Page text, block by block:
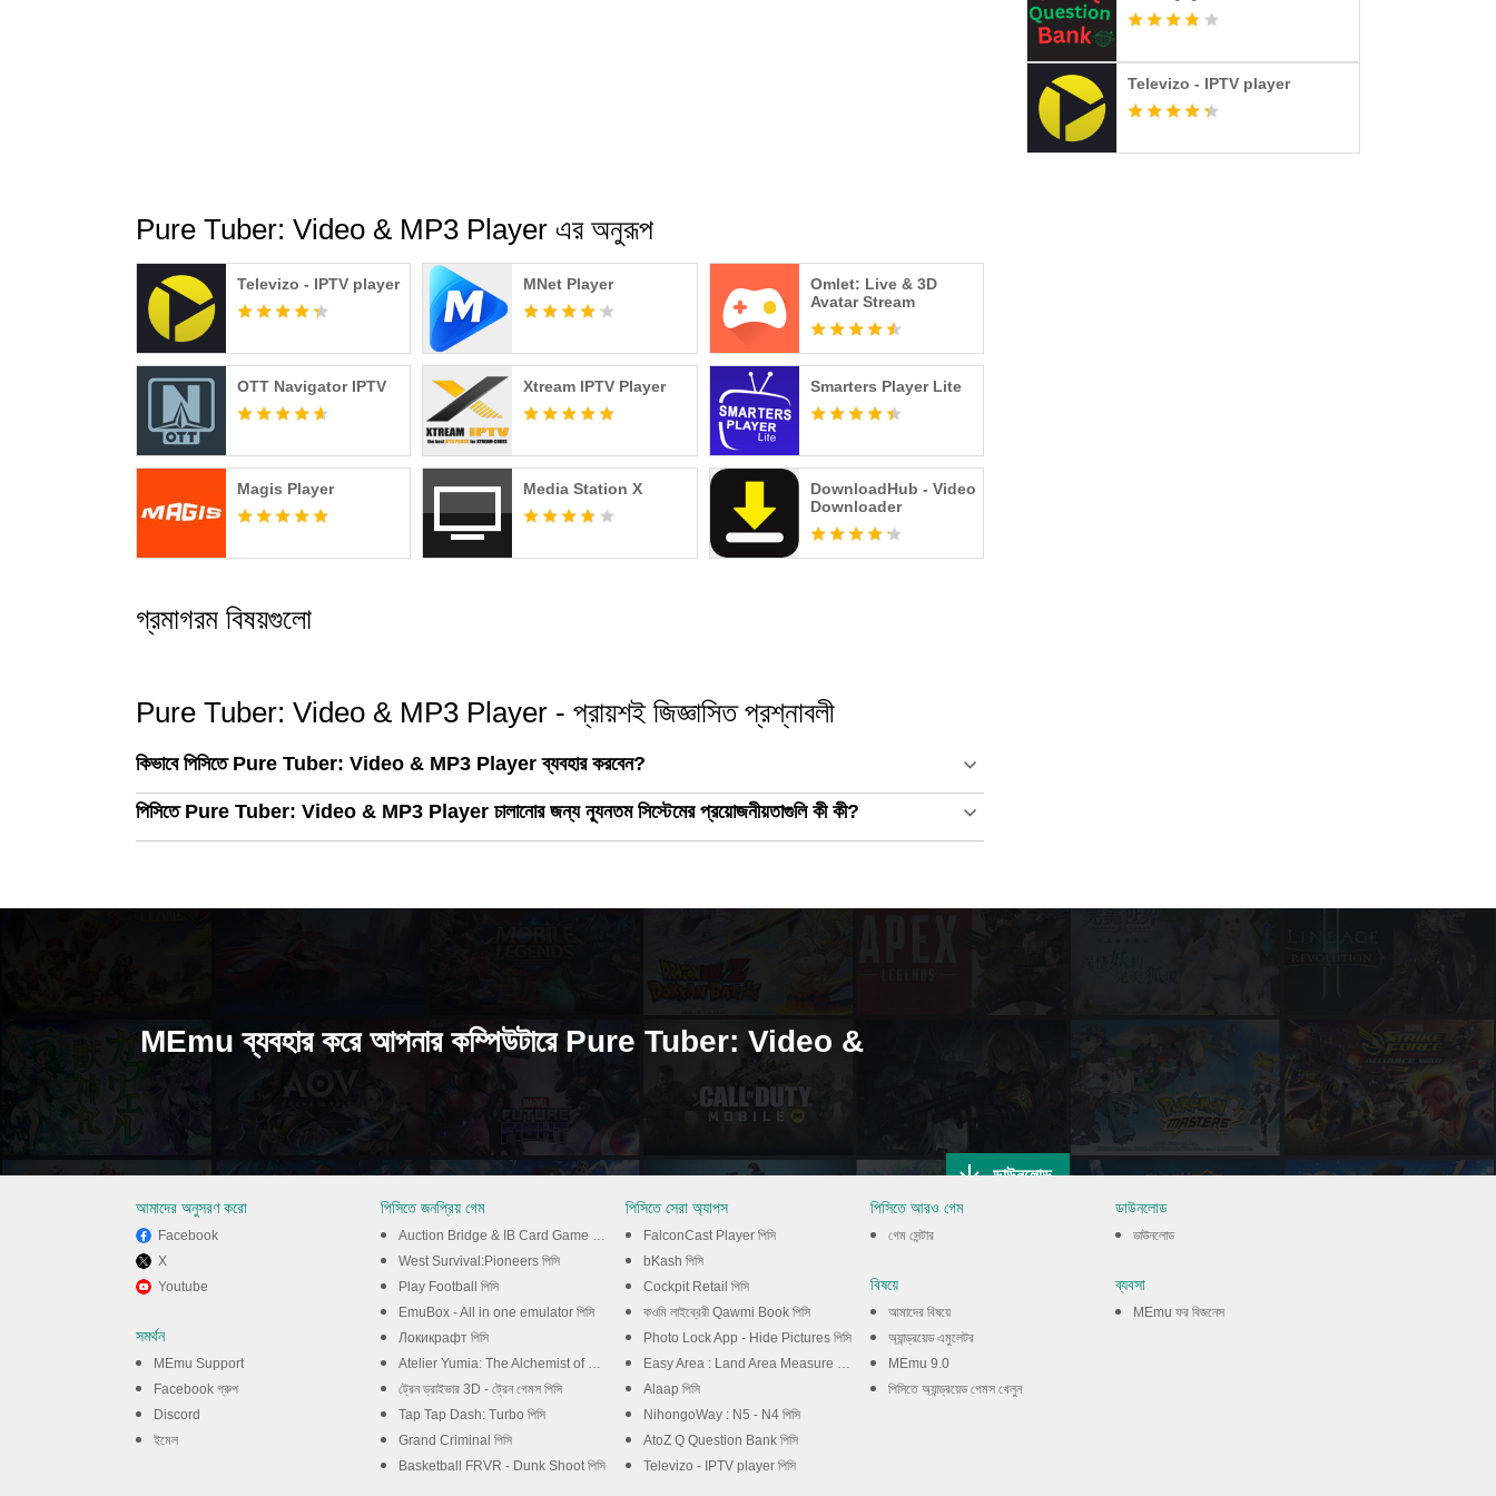
Pure Tuber: Video & MP3 Player এর অনুরূপ
Televizo - IPTV player MNet Player
Omlet: Live & 3D
Avatar Stream
OTT Navigator IPTV Xtream IPTV Player Smarters Player Lite
Magis Player Media Station X
DownloadHub - Video
Downloader
গ্রমাগরম বিষয়গুলো
Pure Tuber: Video & MP3 Player - প্রায়শই জিজ্ঞাসিত প্রশ্নাবলী
কিভাবে পিসিতে Pure Tuber: Video & MP3 Player ব্যবহার করবেন?
পিসিতে Pure Tuber: Video & MP3 Player চালানোর জন্য ন্যূনতম সিস্টেমের প্রয়োজনীয়তাগুলি কী কী?
Televizo - IPTV player
MEmu ব্যবহার করে আপনার কম্পিউটারে Pure Tuber: Video &
MP3 Player উপভোগ করুন
ডাউনলোড
আমাদের অনুসরণ করো
Facebook
X
Youtube
সমর্থন
MEmu Support
Facebook গ্রুপ
Discord
ইমেল
পিসিতে জনপ্রিয় গেম
Auction Bridge & IB Card Game পিসি
West Survival:Pioneers পিসি
Play Football পিসি
EmuBox - All in one emulator পিসি
Локикрафт পিসি
Atelier Yumia: The Alchemist of Memories & the Envisioned Land পিসি
ট্রেন ড্রাইভার 3D - ট্রেন গেমস পিসি
Tap Tap Dash: Turbo পিসি
Grand Criminal পিসি
Basketball FRVR - Dunk Shoot পিসি
পিসিতে সেরা অ্যাপস
FalconCast Player পিসি
bKash পিসি
Cockpit Retail পিসি
কওমি লাইব্রেরী Qawmi Book পিসি
Photo Lock App - Hide Pictures পিসি
Easy Area : Land Area Measure পিসি
Alaap পিসি
NihongoWay : N5 - N4 পিসি
AtoZ Q Question Bank পিসি
Televizo - IPTV player পিসি
পিসিতে আরও গেম
গেম সেন্টার
বিষয়ে
আমাদের বিষয়ে
অ্যান্ড্রয়েড এমুলেটর
MEmu 9.0
পিসিতে অ্যান্ড্রয়েড গেমস খেলুন
ডাউনলোড
ডাউনলোড
ব্যবসা
MEmu ফর বিজনেস